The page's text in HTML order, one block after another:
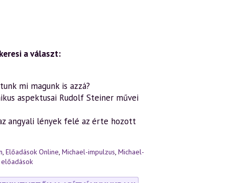
a választ:
mi magunk is azzá?
aspektusai Rudolf Steiner művei
angyali lények felé az érte hozott
, Előadások Online, Michael-impulzus, Michael-